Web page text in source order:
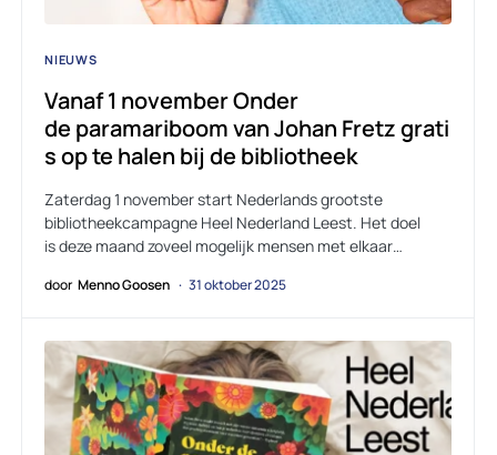
NIEUWS
Vanaf 1 november Onder
de paramariboom van Johan Fretz grati
s op te halen bij de bibliotheek
Zaterdag 1 november start Nederlands grootste
bibliotheekcampagne Heel Nederland Leest. Het doel
is deze maand zoveel mogelijk mensen met elkaar…
door Menno Goosen 31 oktober 2025